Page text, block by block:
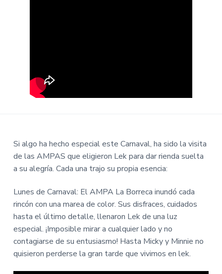
Si algo ha hecho especial este Carnaval, ha sido la visita
de las AMPAS que eligieron Lek para dar rienda suelta
a su alegría. Cada una trajo su propia esencia:
Lunes de Carnaval: El AMPA La Borreca inundó cada
rincón con una marea de color. Sus disfraces, cuidados
hasta el último detalle, llenaron Lek de una luz
especial. ¡Imposible mirar a cualquier lado y no
contagiarse de su entusiasmo! Hasta Micky y Minnie no
quisieron perderse la gran tarde que vivimos en lek.